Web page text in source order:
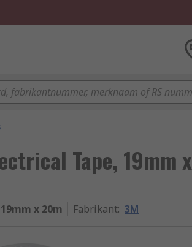
Tape, 19mm x
x 20m Fabrikant: 3M